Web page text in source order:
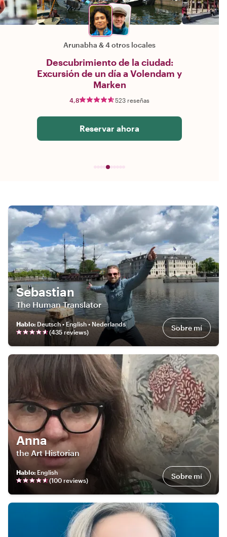
Arunabha &4 otros locales
Descubrimiento de la ciudad:
Excursión de un día a Volendam y
Marken
4,8 523 reseñas
Reservar ahora
Sebastian
The Human Translator
Hablo: Deutsch • English • Nederlands
(435 reviews) Sobre mí
Anna
the Art Historian
Hablo: English
(100reviews) Sobre mí